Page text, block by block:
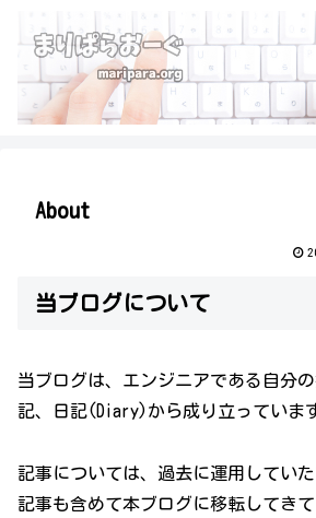
About
当ブログについて
当ブログは、エンジニアである自分
記、日記(Diary)から成り立っていま
記事については、過去に運用してい
記事も含めて本ブログに移転してき